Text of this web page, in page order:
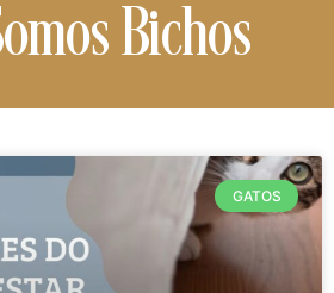
Bichos
GATOS